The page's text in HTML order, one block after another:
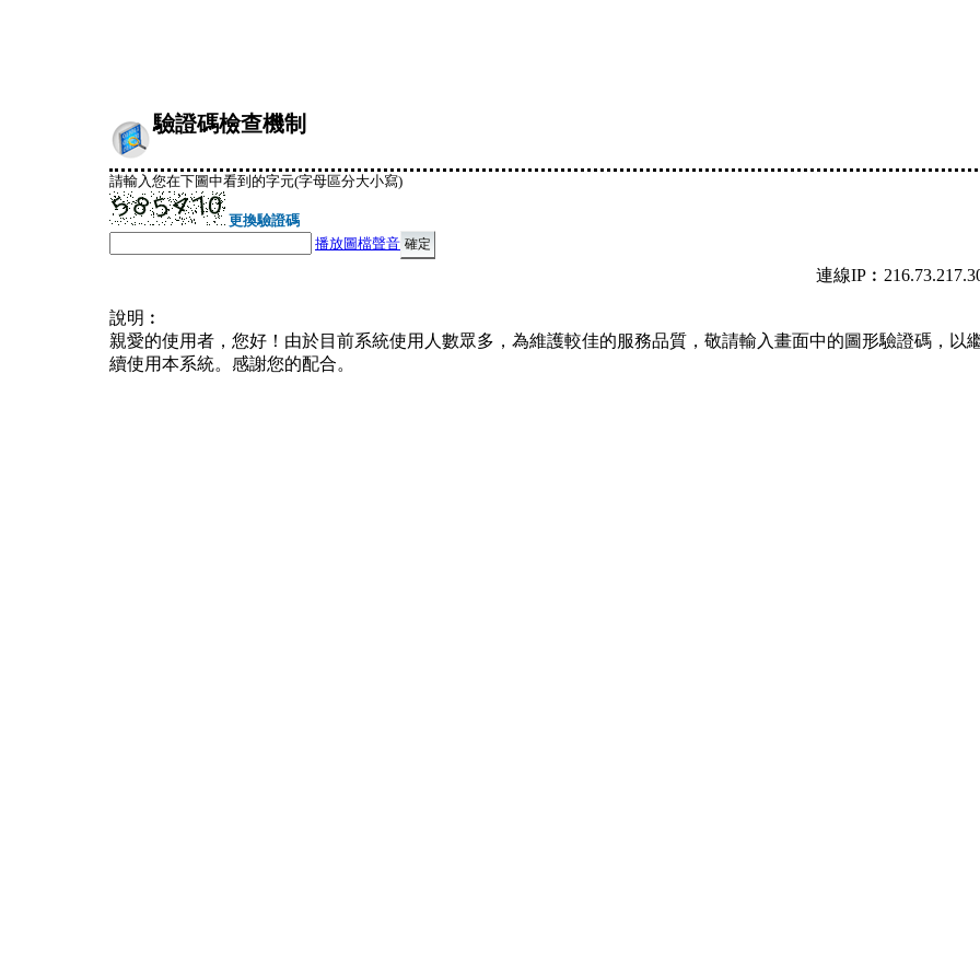
驗證碼檢查機制
請輸入您在下圖中看到的字元(字母區分大小寫)
更換驗證碼
播放圖檔聲音
連線
說明︰
親愛的使用者，您好！由於目前系統使用人數眾多，為維護較佳的服務品質，敬請輸入畫面中的圖形驗證碼，以
續使用本系統。感謝您的配合。